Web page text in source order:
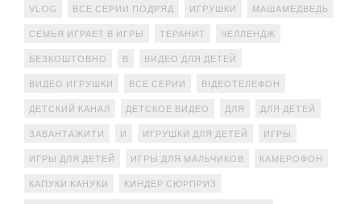
VLOG ВСЕ СЕРИИ ПОДРЯД ИГРУШКИ МАШАМЕДВЕДЬ
СЕМЬЯ ИГРАЕТ В ИГРЫ ТЕРАНИТ ЧЕЛЛЕНДЖ
БЕЗКОШТОВНО В ВИДЕО ДЛЯ ДЕТЕЙ
ВИДЕО ИГРУШКИ ВСЕ СЕРИИ ВІДЕОТЕЛЕФОН
ДЕТСКИЙ КАНАЛ ДЕТСКОЕ ВИДЕО ДЛЯ ДЛЯ ДЕТЕЙ
ЗАВАНТАЖИТИ И ИГРУШКИ ДЛЯ ДЕТЕЙ ИГРЫ
ИГРЫ ДЛЯ ДЕТЕЙ ИГРЫ ДЛЯ МАЛЬЧИКОВ КАМЕРОФОН
КАПУКИ КАНУКИ КИНДЕР СЮРПРИЗ